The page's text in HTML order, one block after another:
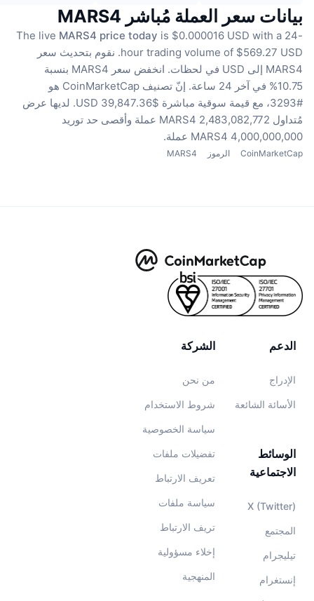
بيانات سعر العملة مُباشر MARS4
The live MARS4 price today is $0.000016 USD with a 24-
hour trading volume of $569.27 USD. نقوم بتحديث سعر
MARS4 إلى USD في لحظات.
انخفض سعر MARS4 بنسبة
10.75% في آخر 24 ساعة.
إنّ تصنيف CoinMarketCap هو
#3293، مع قيمة سوقية مباشرة $39,847.36 USD.
لديها عرض
مُتداول 2,483,082,772 MARS4 عملة
وأقصى حد توريد
4,000,000,000 MARS4 عملة.
CoinMarketCap الرموز MARS4
الشركة
من نحن
شروط الاستخدام
سياسة الخصوصية
تفضيلات ملفات
تعريف الارتباط
سياسة ملفات
تريف الارتباط
إخلاء مسؤولية
المنهجية
الدعم
الإدراج
الأسائة الشائعة
الوسائط
الاجتماعية
X (Twitter)
المجتمع
تيليجرام
إنستغرام